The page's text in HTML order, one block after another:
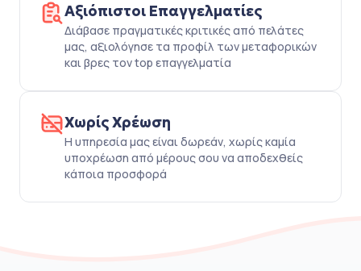
Αξιόπιστοι Επαγγελματίες
Διάβασε πραγματικές κριτικές από πελάτες
μας, αξιολόγησε τα προφίλ των μεταφορικών
και βρες τον top επαγγελματία
Χωρίς Χρέωση
Η υπηρεσία μας είναι δωρεάν, χωρίς καμία
υποχρέωση από μέρους σου να αποδεχθείς
κάποια προσφορά